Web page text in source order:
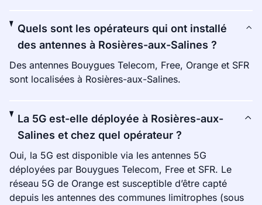
Quels sont les opérateurs qui ont installé
des antennes à Rosières-aux-Salines ?
Des antennes Bouygues Telecom, Free, Orange et SFR
sont localisées à Rosières-aux-Salines.
La 5G est-elle déployée à Rosières-aux-
Salines et chez quel opérateur ?
Oui, la 5G est disponible via les antennes 5G
déployées par Bouygues Telecom, Free et SFR. Le
réseau 5G de Orange est susceptible d’être capté
depuis les antennes des communes limitrophes (sous